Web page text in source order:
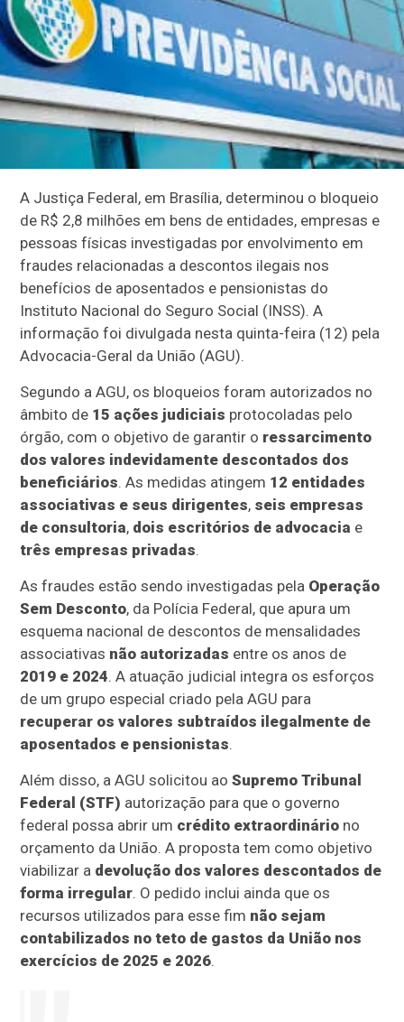
A Justiça Federal, em Brasília, determinou o bloqueio
de R$ 2,8 milhões em bens de entidades, empresas e
pessoas físicas investigadas por envolvimento em
fraudes relacionadas a descontos ilegais nos
benefícios de aposentados e pensionistas do
Instituto Nacional do Seguro Social (INSS). A
informação foi divulgada nesta quinta-feira (12) pela
Advocacia-Geral da União (AGU).
Segundo a AGU, os bloqueios foram autorizados no
âmbito de 15 ações judiciais protocoladas pelo
órgão, com o objetivo de garantir o ressarcimento
dos valores indevidamente descontados dos
beneficiários. As medidas atingem 12 entidades
associativas e seus dirigentes, seis empresas
de consultoria, dois escritórios de advocacia e
três empresas privadas.
As fraudes estão sendo investigadas pela Operação
Sem Desconto, da Polícia Federal, que apura um
esquema nacional de descontos de mensalidades
associativas não autorizadas entre os anos de
2019 e 2024. A atuação judicial integra os esforços
de um grupo especial criado pela AGU para
recuperar os valores subtraídos ilegalmente de
aposentados e pensionistas.
Além disso, a AGU solicitou aoSupremo Tribunal
Federal (STF) autorização para que o governo
federal possa abrir um crédito extraordinário no
orçamento da União. A proposta tem como objetivo
viabilizar a devolução dos valores descontados de
forma irregular. O pedido inclui ainda que os
recursos utilizados para esse fim não sejam
contabilizados no teto de gastos da União nos
exercícios de 2025 e 2026.